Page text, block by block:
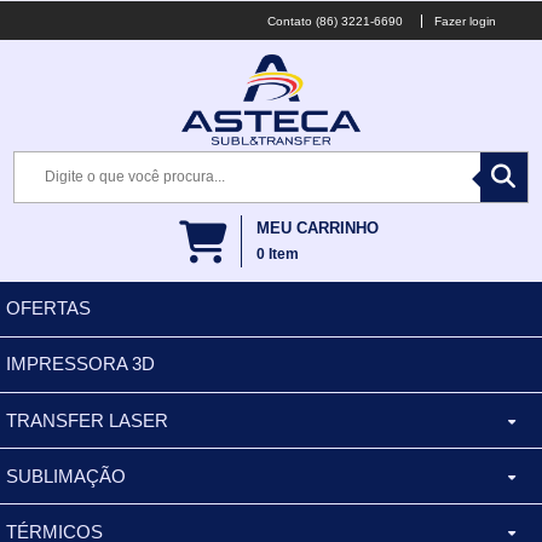
(86) 3221-6690 Fazer login
MEU CARRINHO
0 Item
OFERTAS
IMPRESSORA 3D
TRANSFER LASER
CANECA ALUMINIO
BALDES
SUBLIMAÇÃO
XÍCARA
TÉRMICOS